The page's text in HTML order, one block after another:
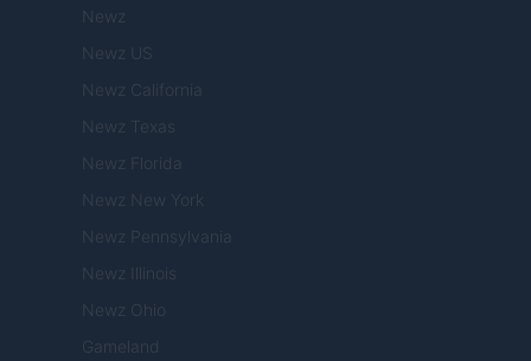
Newz
Newz US
Newz California
Newz Texas
Newz Florida
Newz New York
Newz Pennsylvania
Newz Illinois
Newz Ohio
Gameland